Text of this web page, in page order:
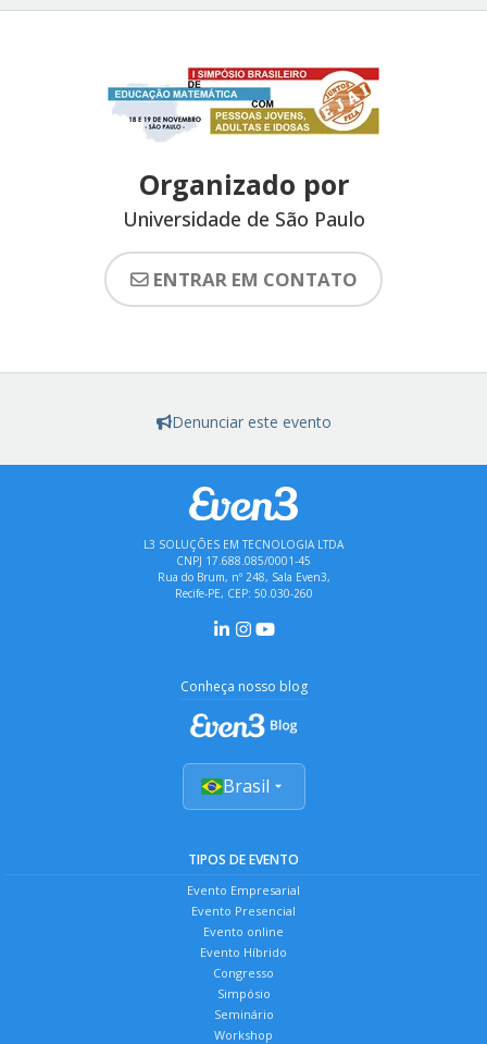
Organizado por
Universidade de São Paulo
ENTRAR EM CONTATO
Denunciar este evento
L3 SOLUÇÕES EM TECNOLOGIA LTDA
CNPJ 17.688.085/0001-45
Rua do Brum, nº 248, Sala Even3,
Recife-PE, CEP: 50.030-260
Conheça nosso blog
Brasil
TIPOS DE EVENTO
Evento Empresarial
Evento Presencial
Evento online
Evento Híbrido
Congresso
Simpósio
Seminário
Workshop